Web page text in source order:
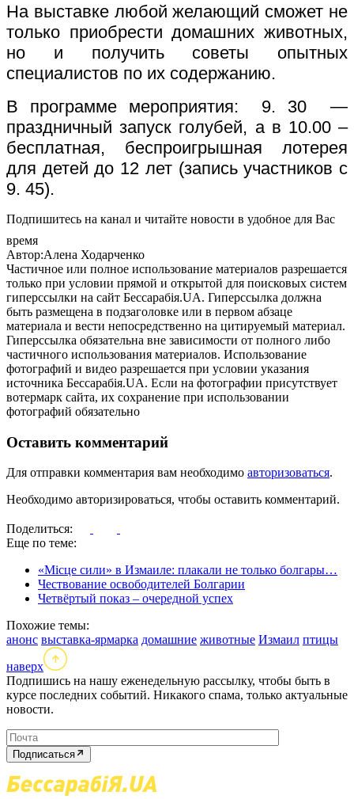
На выставке любой желающий сможет не
только приобрести домашних животных,
но и получить советы опытных
специалистов по их содержанию.
В программе мероприятия: 9. 30 —
праздничный запуск голубей, а в 10.00 –
бесплатная, беспроигрышная лотерея
для детей до 12 лет (запись участников с
9. 45).
Подпишитесь на канал и читайте новости в удобное для Вас
время
Автор:Алена Ходарченко
Частичное или полное использование материалов разрешается
только при условии прямой и открытой для поисковых систем
гиперссылки на сайт Бессарабія.UA. Гиперссылка должна
быть размещена в подзаголовке или в первом абзаце
материала и вести непосредственно на цитируемый материал.
Гиперссылка обязательна вне зависимости от полного либо
частичного использования материалов. Использование
фотографий и видео разрешается при условии указания
источника Бессарабія.UA. Если на фотографии присутствует
вотермарк сайта, их сохранение при использовании
фотографий обязательно
Оставить комментарий
Для отправки комментария вам необходимо авторизоваться.
Необходимо авторизироваться, чтобы оставить комментарий.
Поделиться:
Еще по теме:
«Місце сили» в Измаиле: плакали не только болгары…
Чествование освободителей Болгарии
Четвёртый показ – очередной успех
Похожие темы:
анонс выставка-ярмарка домашние животные Измаил птицы
наверх
Подпишись на нашу еженедельную рассылку, чтобы быть в
курсе последних событий. Никакого спама, только актуальные
новости.
Подписаться